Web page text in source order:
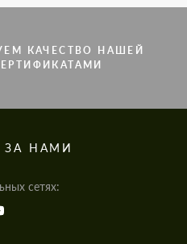
КАЧЕСТВО НАШЕЙ
ЗА НАМИ
сетях: